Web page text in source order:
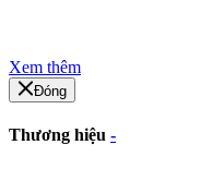
Xem thêm
Đóng
Thương hiệu -